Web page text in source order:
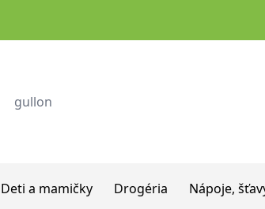
Deti a mamičky Drogéria Nápoje,